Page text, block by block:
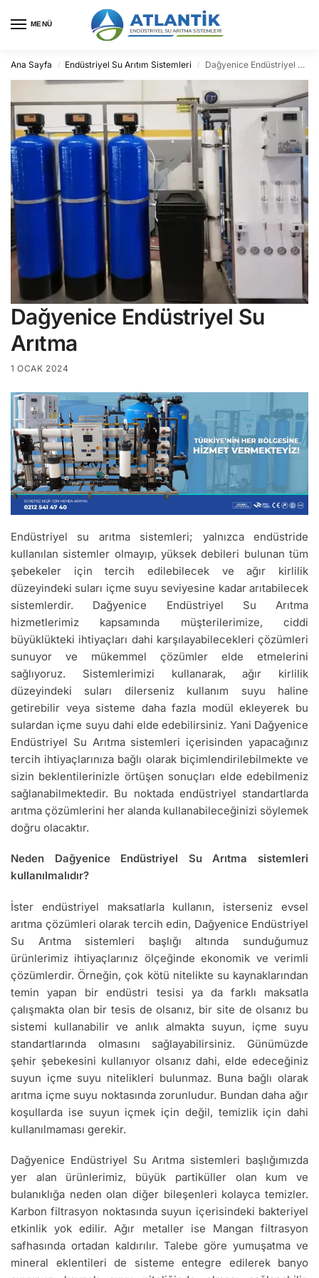
MENÜ
Ana Sayfa / Endüstriyel Su Arıtım Sistemleri / Dağyenice Endüstriyel Su Arıtma
Dağyenice Endüstriyel Su
Arıtma
1 OCAK 2024
Endüstriyel su arıtma sistemleri; yalnızca endüstride
kullanılan sistemler olmayıp, yüksek debileri bulunan tüm
şebekeler için tercih edilebilecek ve ağır kirlilik
düzeyindeki suları içme suyu seviyesine kadar arıtabilecek
sistemlerdir. Dağyenice Endüstriyel Su Arıtma
hizmetlerimiz kapsamında müşterilerimize, ciddi
büyüklükteki ihtiyaçları dahi karşılayabilecekleri çözümleri
sunuyor ve mükemmel çözümler elde etmelerini
sağlıyoruz. Sistemlerimizi kullanarak, ağır kirlilik
düzeyindeki suları dilerseniz kullanım suyu haline
getirebilir veya sisteme daha fazla modül ekleyerek bu
sulardan içme suyu dahi elde edebilirsiniz. Yani Dağyenice
Endüstriyel Su Arıtma sistemleri içerisinden yapacağınız
tercih ihtiyaçlarınıza bağlı olarak biçimlendirilebilmekte ve
sizin beklentilerinizle örtüşen sonuçları elde edebilmeniz
sağlanabilmektedir. Bu noktada endüstriyel standartlarda
arıtma çözümlerini her alanda kullanabileceğinizi söylemek
doğru olacaktır.
Neden Dağyenice Endüstriyel Su Arıtma sistemleri
kullanılmalıdır?
İster endüstriyel maksatlarla kullanın, isterseniz evsel
arıtma çözümleri olarak tercih edin, Dağyenice Endüstriyel
Su Arıtma sistemleri başlığı altında sunduğumuz
ürünlerimiz ihtiyaçlarınız ölçeğinde ekonomik ve verimli
çözümlerdir. Örneğin, çok kötü nitelikte su kaynaklarından
temin yapan bir endüstri tesisi ya da farklı maksatla
çalışmakta olan bir tesis de olsanız, bir site de olsanız bu
sistemi kullanabilir ve anlık almakta suyun, içme suyu
standartlarında olmasını sağlayabilirsiniz. Günümüzde
şehir şebekesini kullanıyor olsanız dahi, elde edeceğiniz
suyun içme suyu nitelikleri bulunmaz. Buna bağlı olarak
arıtma içme suyu noktasında zorunludur. Bundan daha ağır
koşullarda ise suyun içmek için değil, temizlik için dahi
kullanılmaması gerekir.
Dağyenice Endüstriyel Su Arıtma sistemleri başlığımızda
yer alan ürünlerimiz, büyük partiküller olan kum ve
bulanıklığa neden olan diğer bileşenleri kolayca temizler.
Karbon filtrasyon noktasında suyun içerisindeki bakteriyel
etkinlik yok edilir. Ağır metaller ise Mangan filtrasyon
safhasında ortadan kaldırılır. Talebe göre yumuşatma ve
mineral eklentileri de sisteme entegre edilerek banyo